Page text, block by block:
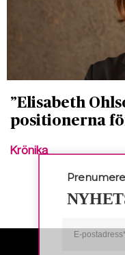
”Elisabeth
positionerna
Krönika